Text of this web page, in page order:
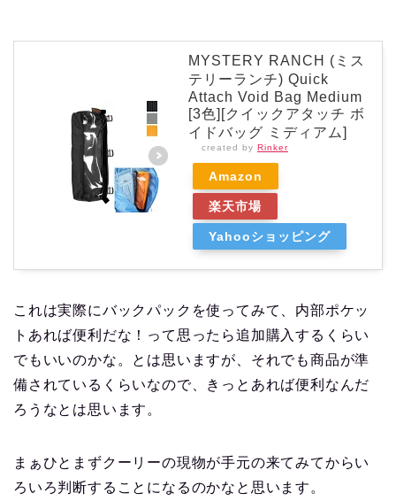
MYSTERY RANCH (ミス
テリーランチ) Quick
Attach Void Bag Medium
[3色][クイックアタッチ ボ
イドバッグ ミディアム]
created by Rinker
Amazon
楽天市場
Yahooショッピング
これは実際にバックパックを使ってみて、内部ポケッ
トあれば便利だな！って思ったら追加購入するくらい
でもいいのかな。とは思いますが、それでも商品が準
備されているくらいなので、きっとあれば便利なんだ
ろうなとは思います。
まぁひとまずクーリーの現物が手元の来てみてからい
ろいろ判断することになるのかなと思います。